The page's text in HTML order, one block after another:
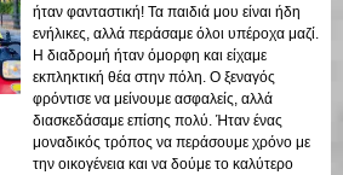
ήταν φανταστική! Τα παιδιά μου είναι ήδη
ενήλικες, αλλά περάσαμε όλοι υπέροχα μαζί.
Η διαδρομή ήταν όμορφη και είχαμε
εκπληκτική θέα στην πόλη. Ο ξεναγός
φρόντισε να μείνουμε ασφαλείς, αλλά
διασκεδάσαμε επίσης πολύ. Ήταν ένας
μοναδικός τρόπος να περάσουμε χρόνο με
την οικογένεια και να δούμε το καλύτερο